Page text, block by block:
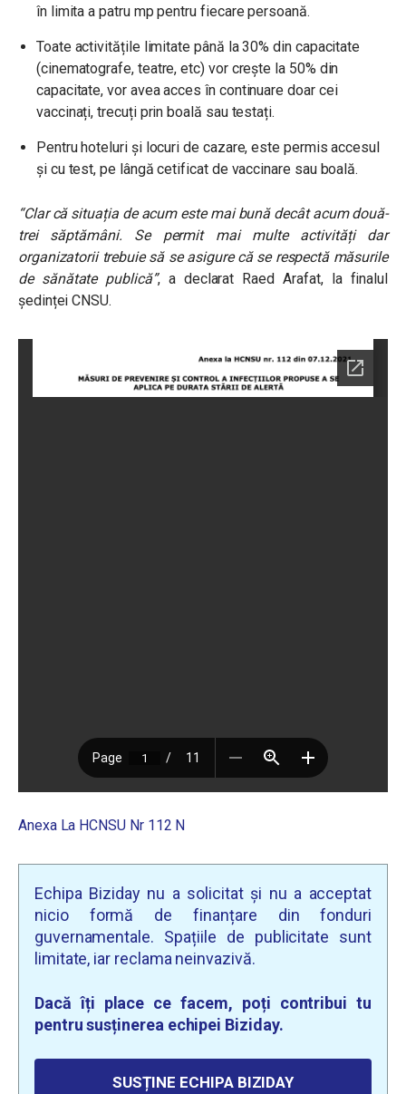
în limita a patru mp pentru fiecare persoană.
Toate activitățile limitate până la 30% din capacitate
(cinematografe, teatre, etc) vor crește la 50% din
capacitate, vor avea acces în continuare doar cei
vaccinați, trecuți prin boală sau testați.
Pentru hoteluri și locuri de cazare, este permis accesul
și cu test, pe lângă cetificat de vaccinare sau boală.
“Clar că situația de acum este mai bună decât acum două-
trei săptămâni. Se permit mai multe activități dar
organizatorii trebuie să se asigure că se respectă măsurile
de sănătate publică”, a declarat Raed Arafat, la finalul
ședinței CNSU.
Anexa La HCNSU Nr 112 N
Echipa Biziday nu a solicitat și nu a acceptat
nicio formă de finanțare din fonduri
guvernamentale. Spațiile de publicitate sunt
limitate, iar reclama neinvazivă.
Dacă îți place ce facem, poți contribui tu
pentru susținerea echipei Biziday.
SUSȚINE ECHIPA BIZIDAY